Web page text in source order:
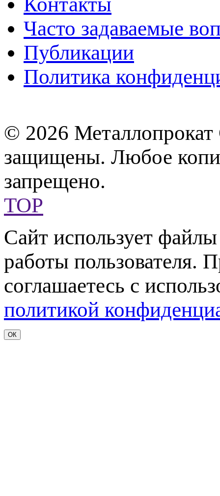
Часто задаваемые
Публикации
Политика
© 2026
защищены. Любое
запрещено.
TOP
Сайт использует
работы пользователя.
соглашаетесь с
политикой
ОК